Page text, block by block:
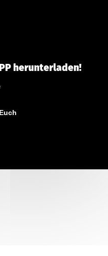
herunterladen!